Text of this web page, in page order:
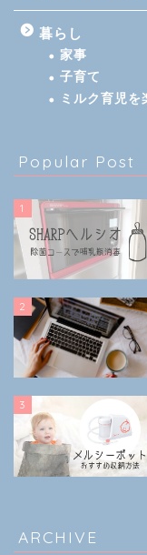
暮らし
家事
子育て
ミルク育児を
Popular Post
1
2
3
ARCHIVE